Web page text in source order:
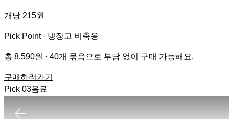
개당 215원
Pick Point · 냉장고 비축용
총 8,590원 · 40개 묶음으로 부담 없이 구매 가능해요.
구매하러가기
Pick 03음료